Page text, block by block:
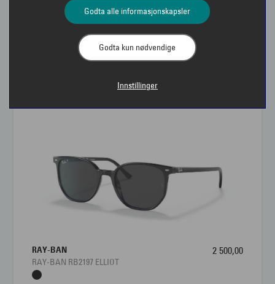
VIS FILTER
eller en bytur? Solbriller for dame finnes med ulike
farge på glassene og også med polariserte
solbrilleglass. Solbriller skal beskytte øynene mot
UV-stråler og være et tilbehør som får deg til å se bra
å finne solbrillen som kler og passer deg best. I
butikk kan du også kjøpe
RAY-BAN
RAY-BAN RB2197 ELLIOT
2 500,00
Godta alle informasjonskapsler
Godta kun nødvendige
Innstillinger